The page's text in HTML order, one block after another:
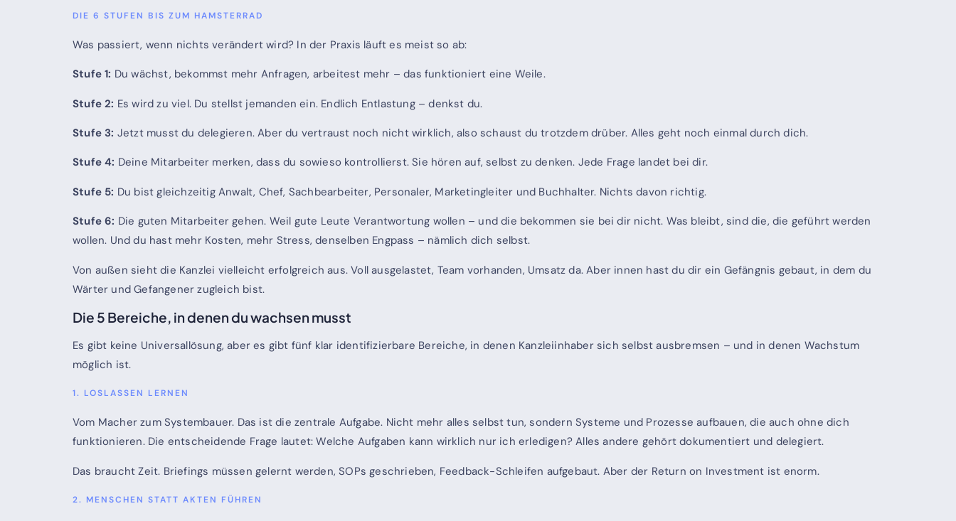
DIE 6 STUFEN BIS ZUM HAMSTERRAD
Was passiert, wenn nichts verändert wird? In der Praxis läuft es meist so ab:
Stufe 1: Du wächst, bekommst mehr Anfragen, arbeitest mehr – das funktioniert eine Weile.
Stufe 2: Es wird zu viel. Du stellst jemanden ein. Endlich Entlastung – denkst du.
Stufe 3: Jetzt musst du delegieren. Aber du vertraust noch nicht wirklich, also schaust du trotzdem drüber. Alles geht noch einmal durch dich.
Stufe 4: Deine Mitarbeiter merken, dass du sowieso kontrollierst. Sie hören auf, selbst zu denken. Jede Frage landet bei dir.
Stufe 5: Du bist gleichzeitig Anwalt, Chef, Sachbearbeiter, Personaler, Marketingleiter und Buchhalter. Nichts davon richtig.
Stufe 6: Die guten Mitarbeiter gehen. Weil gute Leute Verantwortung wollen – und die bekommen sie bei dir nicht. Was bleibt, sind die, die geführt werden
wollen. Und du hast mehr Kosten, mehr Stress, denselben Engpass – nämlich dich selbst.
Von außen sieht die Kanzlei vielleicht erfolgreich aus. Voll ausgelastet, Team vorhanden, Umsatz da. Aber innen hast du dir ein Gefängnis gebaut, in dem du
Wärter und Gefangener zugleich bist.
Die 5 Bereiche, in denen du wachsen musst
Es gibt keine Universallösung, aber es gibt fünf klar identifizierbare Bereiche, in denen Kanzleiinhaber sich selbst ausbremsen – und in denen Wachstum
möglich ist.
1. LOSLASSEN LERNEN
Vom Macher zum Systembauer. Das ist die zentrale Aufgabe. Nicht mehr alles selbst tun, sondern Systeme und Prozesse aufbauen, die auch ohne dich
funktionieren. Die entscheidende Frage lautet: Welche Aufgaben kann wirklich nur ich erledigen? Alles andere gehört dokumentiert und delegiert.
Das braucht Zeit. Briefings müssen gelernt werden, SOPs geschrieben, Feedback-Schleifen aufgebaut. Aber der Return on Investment ist enorm.
2. MENSCHEN STATT AKTEN FÜHREN